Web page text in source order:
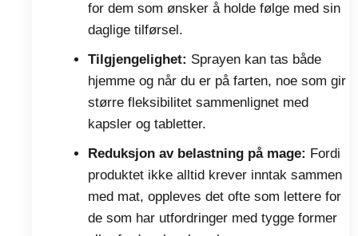
for dem som ønsker å holde følge med sin
daglige tilførsel.
Tilgjengelighet: Sprayen kan tas både
hjemme og når du er på farten, noe som gir
større fleksibilitet sammenlignet med
kapsler og tabletter.
Reduksjon av belastning på mage: Fordi
produktet ikke alltid krever inntak sammen
med mat, oppleves det ofte som lettere for
de som har utfordringer med tygge former